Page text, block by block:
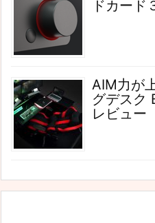
ドカード
AIM力が
グデスク
レビュー